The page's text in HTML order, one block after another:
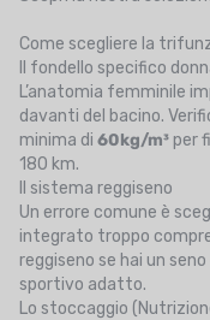
Come scegliere la
Il fondello specifico
L’anatomia femminile
davanti del bacino.
minima di 60kg/m³ per
180 km.
Il sistema reggiseno
Un errore comune è
integrato troppo
reggiseno se hai un
sportivo adatto.
Lo stoccaggio